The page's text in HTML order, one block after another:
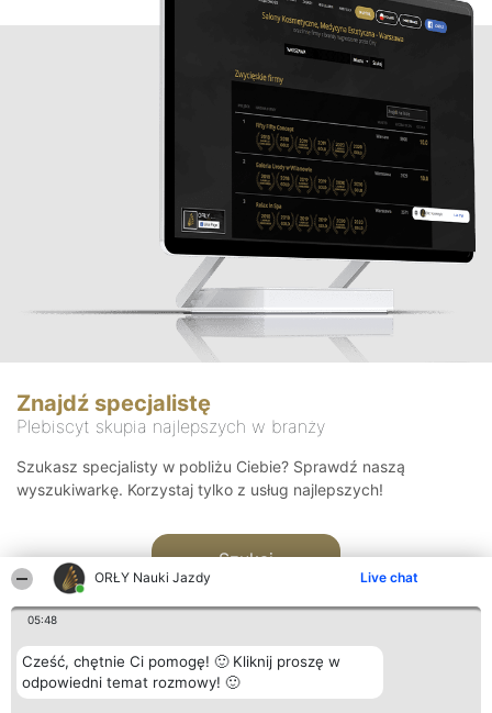
ORŁY Nauki Jazdy Live chat
05:48
Cześć, chętnie Ci pomogę! 🙂 Kliknij proszę w
odpowiedni temat rozmowy! 🙂
Znajdź specjalistę
Plebiscyt skupia najlepszych w branży
Szukasz specjalisty w pobliżu Ciebie? Sprawdź naszą
wyszukiwarkę. Korzystaj tylko z usług najlepszych!
Szukaj